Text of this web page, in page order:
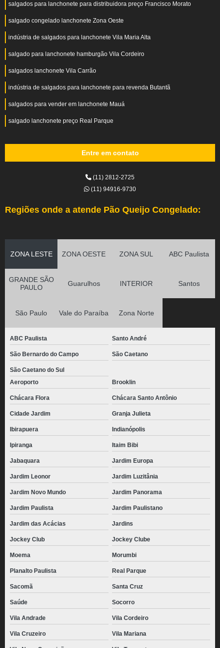
salgados para lanchonete para distribuidora preço Francisco Morato
salgado congelado lanchonete Zona Oeste
indústria de salgados para lanchonete Vila Maria Alta
salgado para lanchonete hamburgão Vila Cordeiro
salgados lanchonete Vila Carrão
indústria de salgados para lanchonete para revenda Butantã
salgados para vender em lanchonete Mauá
salgado lanchonete preço Real Parque
Entre em contato
(11) 2812-2725
(11) 94916-9730
Regiões onde a atende Pão Queijo Congelado:
ZONA LESTE ZONA OESTE ZONA SUL ABC Paulista
GRANDE SÃO
PAULO
Guarulhos INTERIOR Santos
São Paulo Vale do Paraíba Zona Norte
ABC Paulista Santo André
São Bernardo do Campo São Caetano
São Caetano do Sul
Aeroporto
Brooklin
Chácara Flora Chácara Santo Antônio
Cidade Jardim Granja Julieta
Ibirapuera Indianópolis
Ipiranga Itaim Bibi
Jabaquara Jardim Europa
Jardim Leonor Jardim Luzitânia
Jardim Novo Mundo Jardim Panorama
Jardim Paulista Jardim Paulistano
Jardim das Acácias Jardins
Jockey Club Jockey Clube
Moema Morumbi
Planalto Paulista Real Parque
Sacomã Santa Cruz
Saúde Socorro
Vila Andrade Vila Cordeiro
Vila Cruzeiro Vila Mariana